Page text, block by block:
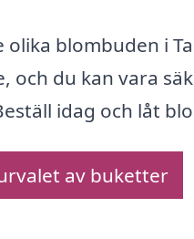
blombuden i
du kan vara
idag och låt
av buketter